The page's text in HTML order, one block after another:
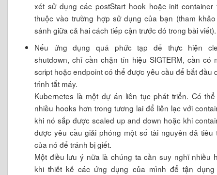
xét sử dụng các postStart hook hoặc init container
thuộc vào trường hợp sử dụng của bạn (tham
sánh giữa cả hai cách tiếp cận trước đó trong bài viết).
Nếu ứng dụng quá phức tạp để thực hiện
shutdown, chỉ cần chặn tín hiệu SIGTERM, cần có
script hoặc endpoint có thể được yêu cầu để bắt đầu
trình tắt máy.
Kubernetes là một dự án liên tục phát triển. Có
nhiều hooks hơn trong tương lai để liên lạc với
khi nó sắp được scaled up and down hoặc khi
được yêu cầu giải phóng một số tài nguyên đã tiêu
của nó để tránh bị giết.
Một điều lưu ý nữa là chúng ta cần suy nghĩ nhiều
khi thiết kế các ứng dụng của mình để tận dụng